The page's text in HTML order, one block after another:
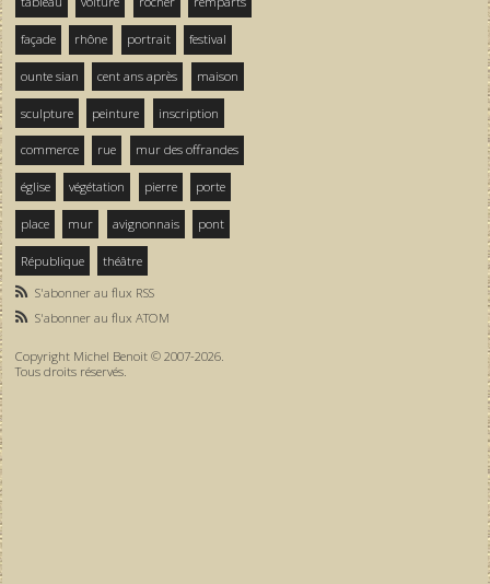
façade rhône portrait festival
ounte sian cent ans après maison
sculpture peinture inscription
commerce rue mur des offrandes
église végétation pierre porte
place mur avignonnais pont
République
théâtre
S'abonner au flux RSS
S'abonner au flux ATOM
Copyright Michel Benoit © 2007-2026.
Tous droits réservés.